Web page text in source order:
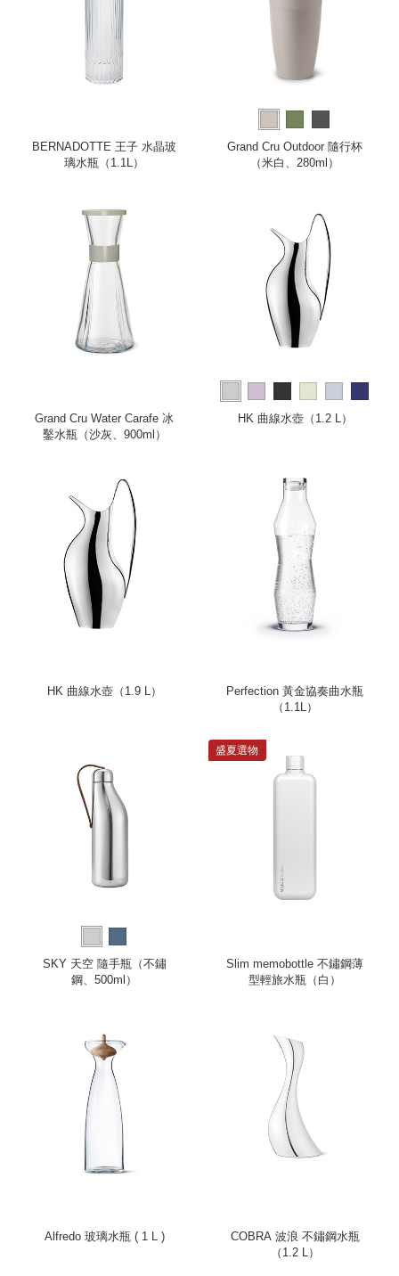
BERNADOTTE 王子 水晶玻
璃水瓶（1.1L）
Grand Cru Outdoor 隨行杯
（米白、280ml）
Grand Cru Water Carafe 冰
鑿水瓶（沙灰、900ml）
more
HK 曲線水壺（1.2 L）
HK 曲線水壺（1.9 L）
Perfection 黃金協奏曲水瓶
（1.1L）
SKY 天空 隨手瓶（不鏽
鋼、500ml）
盛夏選物
Slim memobottle 不鏽鋼薄
型輕旅水瓶（白）
Alfredo 玻璃水瓶 ( 1 L )
COBRA 波浪 不鏽鋼水瓶
（1.2 L）